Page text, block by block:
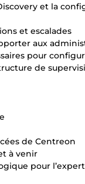
et la
et escalades
aux
pour
de
de Centreon
à venir
pour